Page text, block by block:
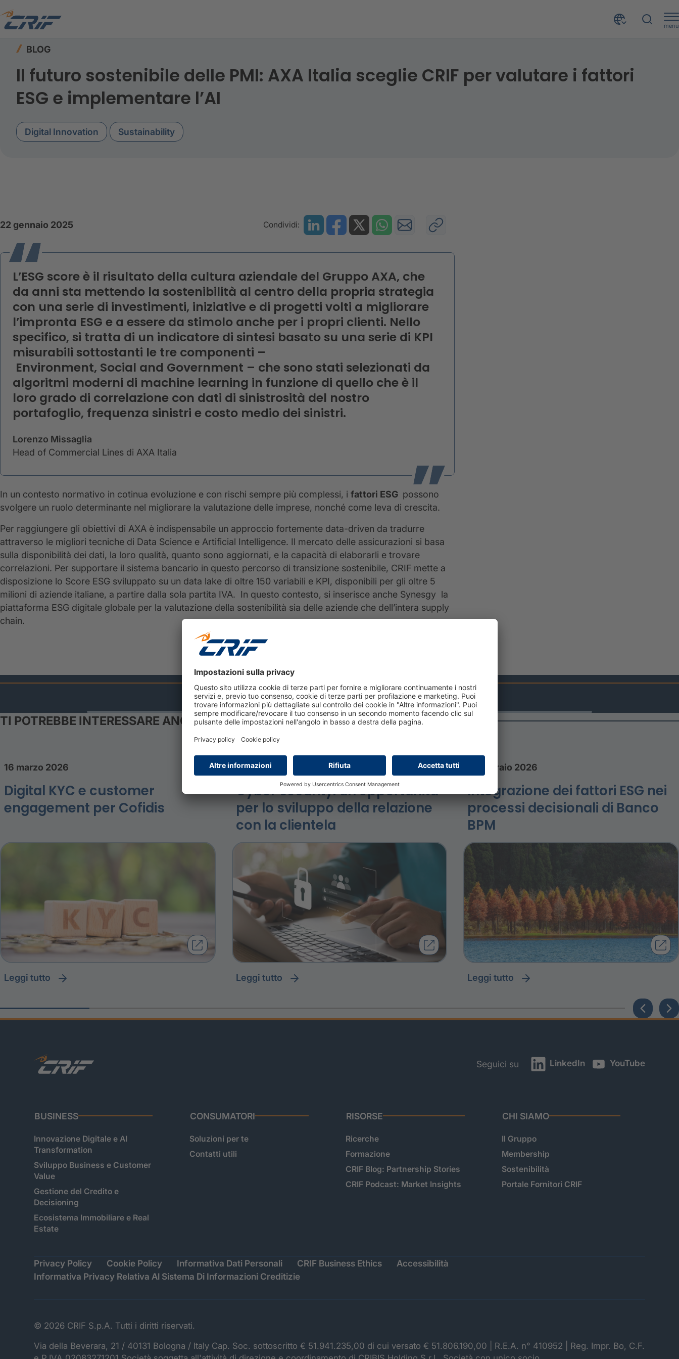
menu
Home
BLOG
Il futuro sostenibile delle PMI: AXA Italia sceglie CRIF per valutare i fattori
ESG e implementare l’AI
Digital Innovation Sustainability
22 gennaio 2025 Condividi:
L’ESG score è il risultato della cultura aziendale del Gruppo AXA, che
da anni sta mettendo la sostenibilità al centro della propria strategia
con una serie di investimenti, iniziative e di progetti volti a migliorare
l’impronta ESG e a essere da stimolo anche per i propri clienti. Nello
specifico, si tratta di un indicatore di sintesi basato su una serie di KPI
misurabili sottostanti le tre componenti –
Environment, Social and Government – che sono stati selezionati da
algoritmi moderni di machine learning in funzione di quello che è il
loro grado di correlazione con dati di sinistrosità del nostro
portafoglio, frequenza sinistri e costo medio dei sinistri.
Lorenzo Missaglia
Head of Commercial Lines di AXA Italia
In un contesto normativo in cotinua evoluzione e con rischi sempre più complessi, i fattori ESG possono
svolgere un ruolo determinante nel migliorare la valutazione delle imprese, nonché come leva di crescita.
Per raggiungere gli obiettivi di AXA è indispensabile un approccio fortemente data-driven da tradurre
attraverso le migliori tecniche di Data Science e Artificial Intelligence. Il mercato delle assicurazioni si basa
sulla disponibilità dei dati, la loro qualità, quanto sono aggiornati, e la capacità di elaborarli e trovare
correlazioni. Per supportare il sistema bancario in questo percorso di transizione sostenibile, CRIF mette a
disposizione lo Score ESG sviluppato su un data lake di oltre 150 variabili e KPI, disponibili per gli oltre 5
milioni di aziende italiane, a partire dalla sola partita IVA. In questo contesto, si inserisce anche Synesgy la
piattaforma ESG digitale globale per la valutazione della sostenibilità sia delle aziende che dell’intera supply
chain.
GUARDA IL VIDEO
TI POTREBBE INTERESSARE ANCHE
16 marzo 2026
Digital KYC e customer
engagement per Cofidis
leggi tutto
13 febbraio 2026
Cyber security: un'opportunità
per lo sviluppo della relazione
con la clientela
leggi tutto
6 febbraio 2026
Integrazione dei fattori ESG nei
processi decisionali di Banco
BPM
leggi tutto
Seguici su LinkedIn YouTube
BUSINESS
Innovazione Digitale e AI
Transformation
Sviluppo Business e Customer
Value
Gestione del Credito e
Decisioning
Ecosistema Immobiliare e Real
Estate
CONSUMATORI
Soluzioni per te
Contatti utili
RISORSE
Ricerche
Formazione
CRIF Blog: Partnership Stories
CRIF Podcast: Market Insights
CHI SIAMO
Il Gruppo
Membership
Sostenibilità
Portale Fornitori CRIF
Privacy Policy Cookie Policy Informativa Dati Personali CRIF Business Ethics
Accessibilità
Informativa Privacy Relativa Al Sistema Di Informazioni Creditizie
© 2026 CRIF S.p.A. Tutti i diritti riservati.
Via della Beverara, 21 / 40131 Bologna / Italy Cap. Soc. sottoscritto € 51.941.235,00 di cui versato € 51.806.190,00 | R.E.A. n° 410952 | Reg. Impr. Bo, C.F.